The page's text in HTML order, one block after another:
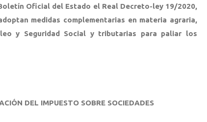
Oficial del Estado el Real Decreto-ley 19/2020,
medidas complementarias en materia agraria,
y Seguridad Social y tributarias para paliar los
DEL IMPUESTO SOBRE SOCIEDADES